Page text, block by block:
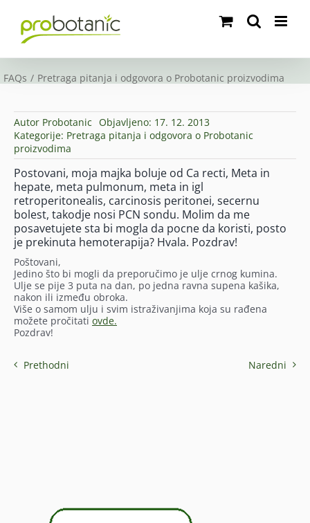
content
FAQs Pretraga pitanja i odgovora o Probotanic proizvodima
Autor Probotanic Objavljeno: 17. 12. 2013
Kategorije: Pretraga pitanja i odgovora o Probotanic
proizvodima
Postovani, moja majka boluje od Ca recti, Meta in
hepate, meta pulmonum, meta in igl
retroperitonealis, carcinosis peritonei, secernu
bolest, takodje nosi PCN sondu. Molim da me
posavetujete sta bi mogla da pocne da koristi, posto
je prekinuta hemoterapija? Hvala. Pozdrav!
Poštovani,
Jedino što bi mogli da preporučimo je ulje crnog kumina.
Ulje se pije 3 puta na dan, po jedna ravna supena kašika,
nakon ili između obroka.
Više o samom ulju i svim istraživanjima koja su rađena
možete pročitati ovde.
Pozdrav!
Prethodni Naredni